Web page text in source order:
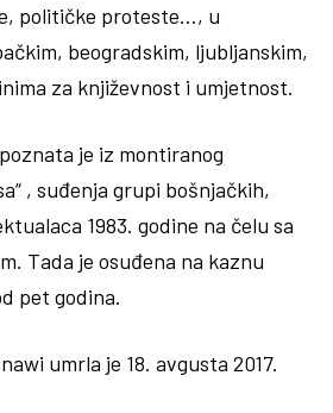
političke proteste…, u
beogradskim, ljubljanskim,
za književnost i umjetnost.
je iz montiranog
, suđenja grupi bošnjačkih,
1983. godine na čelu sa
Tada je osuđena na kaznu
pet godina.
umrla je 18. avgusta 2017.